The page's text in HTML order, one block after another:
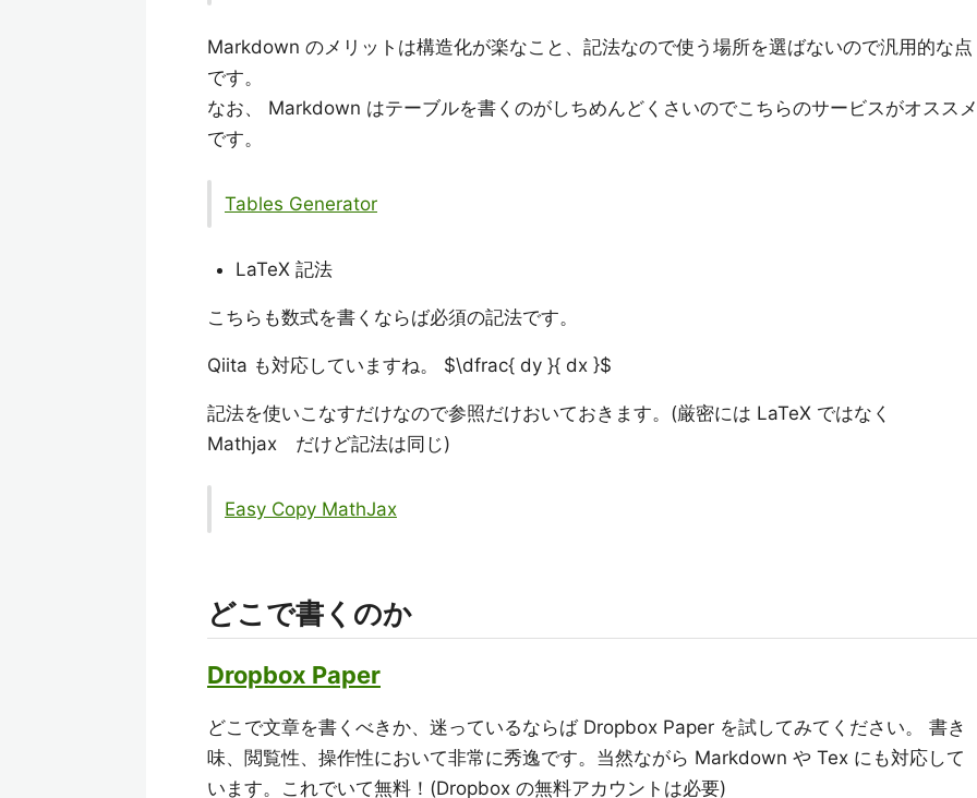
Markdown のメリットは構造化が楽なこと、記法なので使う場所を選ばないので汎用的な点
です。
なお、 Markdown はテーブルを書くのがしちめんどくさいのでこちらのサービスがオススメ
です。
Tables Generator
LaTeX 記法
こちらも数式を書くならば必須の記法です。
Qiita も対応していますね。 $\dfrac{ dy }{ dx }$
記法を使いこなすだけなので参照だけおいておきます。(厳密には LaTeX ではなく
Mathjax だけど記法は同じ)
Easy Copy MathJax
どこで書くのか
Dropbox Paper
どこで文章を書くべきか、迷っているならば Dropbox Paper を試してみてください。 書き
味、閲覧性、操作性において非常に秀逸です。当然ながら Markdown や Tex にも対応して
います。これでいて無料！(Dropbox の無料アカウントは必要)